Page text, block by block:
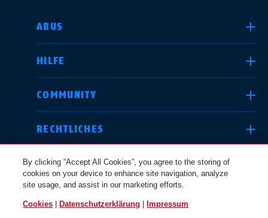
ABUS
HILFE
COMMUNITY
RECHTLICHES
LAND AUSWÄHLEN
Deutschland
Canada
Österreich
By clicking “Accept All Cookies”, you agree to the storing of
cookies on your device to enhance site navigation, analyze
site usage, and assist in our marketing efforts.
Cookies Datenschutzerklärung Impressum